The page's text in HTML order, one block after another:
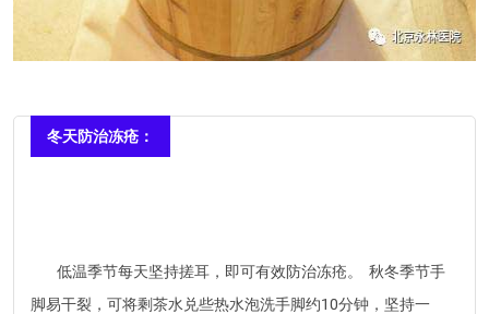
冬天防治冻疮：
低温季节每天坚持搓耳，即可有效防治冻疮。 秋冬季节手
脚易干裂，可将剩茶水兑些热水泡洗手脚约10分钟，坚持一